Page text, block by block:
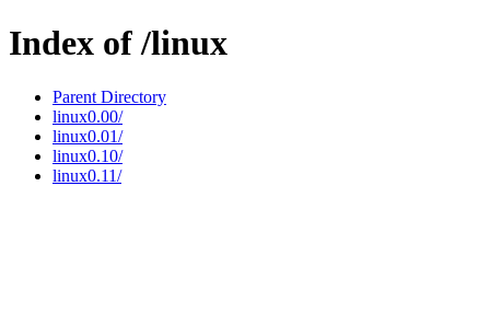
Index of /linux
Parent Directory
linux0.00/
linux0.01/
linux0.10/
linux0.11/